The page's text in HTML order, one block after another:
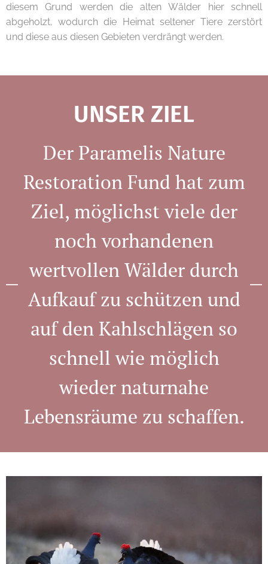
diesem Grund werden die alten Wälder hier schnell
abgeholzt, wodurch die Heimat seltener Tiere zerstört
und diese aus diesen Gebieten verdrängt werden.
UNSER ZIEL
Der Paramelis Nature
Restoration Fund hat zum
Ziel, möglichst viele der
noch vorhandenen
wertvollen Wälder durch
Aufkauf zu schützen und
auf den Kahlschlägen so
schnell wie möglich
wieder naturnahe
Lebensräume zu schaffen.